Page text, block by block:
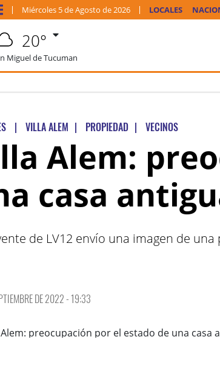
Miércoles 5 deAgosto de 2026 LOCALES
20°
Miguel de Tucuman
| VILLA ALEM | PROPIEDAD | VECINOS
Alem:
casa
de LV12 envío una imagen de
DE 2022 - 19:33